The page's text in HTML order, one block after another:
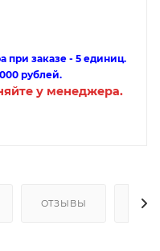
при заказе - 5 единиц.
рублей.
у менеджера.
ОТЗЫВЫ